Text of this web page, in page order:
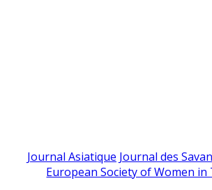
Journal Asiatique Journal des
European Society of Women